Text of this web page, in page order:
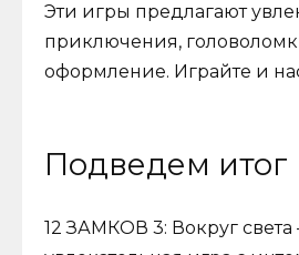
Эти игры предлагают
приключения,
оформление. Играйте и
Подведем итог
12 ЗАМКОВ 3: Вокруг